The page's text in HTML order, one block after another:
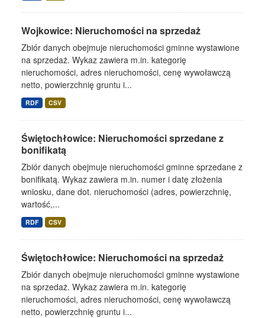
Wojkowice: Nieruchomości na sprzedaż
Zbiór danych obejmuje nieruchomości gminne wystawione
na sprzedaż. Wykaz zawiera m.in. kategorię
nieruchomości, adres nieruchomości, cenę wywoławczą
netto, powierzchnię gruntu i...
RDF CSV
Świętochłowice: Nieruchomości sprzedane z
bonifikatą
Zbiór danych obejmuje nieruchomości gminne sprzedane z
bonifikatą. Wykaz zawiera m.in. numer i datę złożenia
wniosku, dane dot. nieruchomości (adres, powierzchnię,
wartość,...
RDF CSV
Świętochłowice: Nieruchomości na sprzedaż
Zbiór danych obejmuje nieruchomości gminne wystawione
na sprzedaż. Wykaz zawiera m.in. kategorię
nieruchomości, adres nieruchomości, cenę wywoławczą
netto, powierzchnię gruntu i...